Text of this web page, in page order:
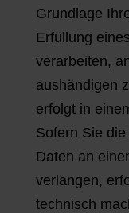
Grundlage
Erfüllung
verarbeiten,
aushändigen
erfolgt in
Sofern Sie
Daten an
verlangen,
technisch